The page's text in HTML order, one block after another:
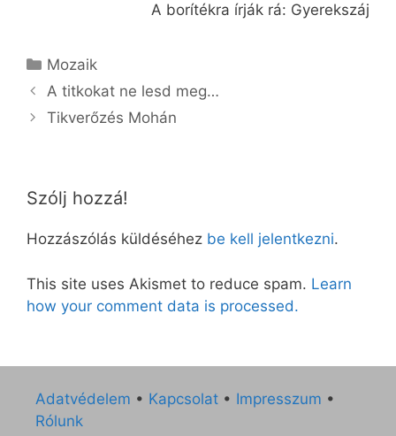
A borítékra írják rá: Gyerekszáj
Kategória
Mozaik
A titkokat ne lesd meg…
Tikverőzés Mohán
Szólj hozzá!
Hozzászólás küldéséhez be kell jelentkezni.
This site uses Akismet to reduce spam. Learn
how your comment data is processed.
Adatvédelem • Kapcsolat • Impresszum •
Rólunk